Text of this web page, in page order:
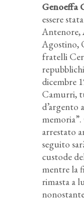
Genoeffa
essere
Antenore,
Agostino,
fratelli
dicembre
Camurri,
d’argento
arrestato
seguito
custode
mentre la
rimasta a